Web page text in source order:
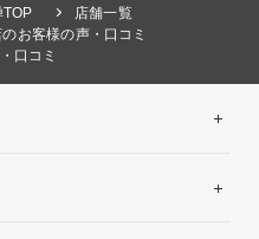
店舗一覧
お客様の声・口コミ
口コミ